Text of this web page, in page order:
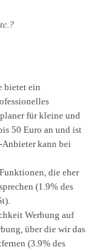
bietet ein
für kleine und
50 Euro an und ist
kann bei
die eher
(1.9% des
Werbung auf
über die wir das
(3.9% des